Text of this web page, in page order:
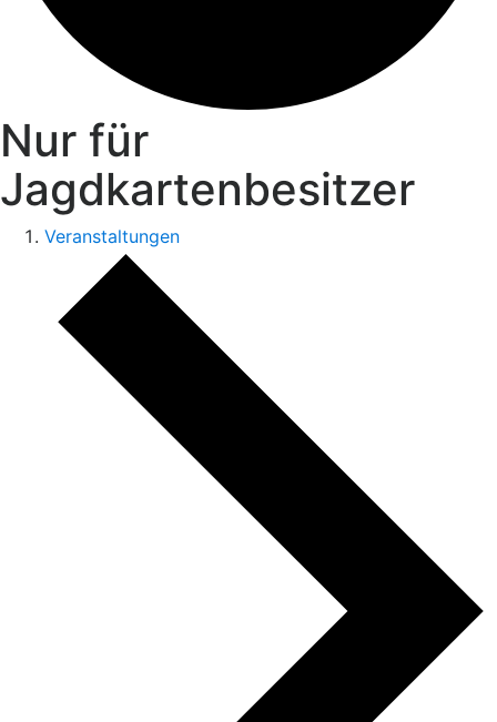
Nur für
Jagdkartenbesitzer
Veranstaltungen